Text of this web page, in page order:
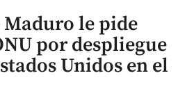
Maduro le pide
por despliegue
Unidos en el